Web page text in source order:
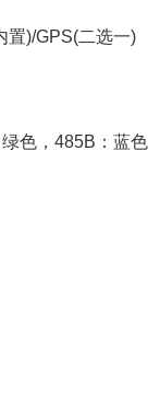
)/GPS(二选一)
色，485B：蓝色